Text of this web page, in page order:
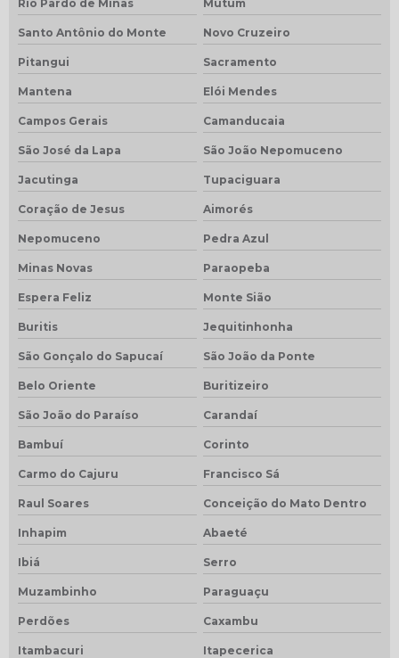
Rio Pardo de Minas Mutum
Santo Antônio do Monte Novo Cruzeiro
Pitangui Sacramento
Mantena Elói Mendes
Campos Gerais Camanducaia
São José da Lapa São João Nepomuceno
Jacutinga Tupaciguara
Coração de Jesus Aimorés
Nepomuceno Pedra Azul
Minas Novas Paraopeba
Espera Feliz Monte Sião
Buritis Jequitinhonha
São Gonçalo do Sapucaí São João da Ponte
Belo Oriente Buritizeiro
São João do Paraíso Carandaí
Bambuí Corinto
Carmo do Cajuru Francisco Sá
Raul Soares Conceição do Mato Dentro
Inhapim Abaeté
Ibiá Serro
Muzambinho Paraguaçu
Perdões Caxambu
Itambacuri Itapecerica